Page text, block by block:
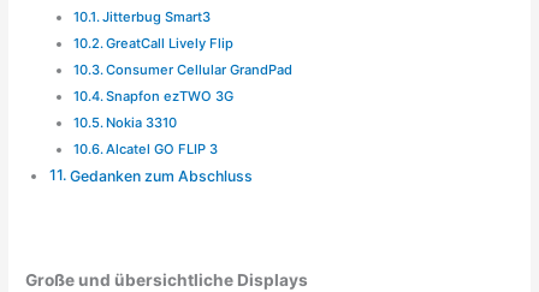
Jitterbug Smart3
GreatCall Lively Flip
Consumer Cellular GrandPad
Snapfon ezTWO 3G
Nokia 3310
Alcatel GO FLIP 3
Gedanken zum Abschluss
Große und übersichtliche Displays